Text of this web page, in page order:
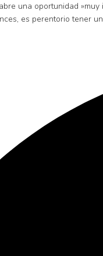
una oportunidad
es perentorio tener